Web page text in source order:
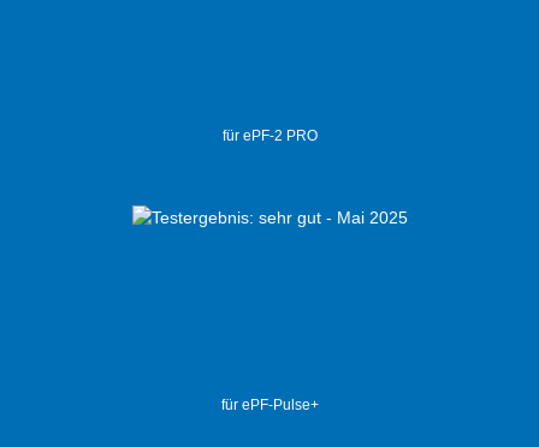
für ePF-2 PRO
für ePF-Pulse+